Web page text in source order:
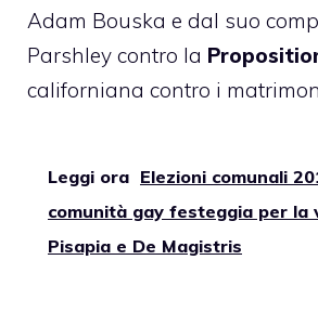
Adam Bouska e dal suo
Parshley contro la
californiana contro i
Leggi ora Elezioni comunali
comunità gay festeggia per la
Pisapia e De Magistris